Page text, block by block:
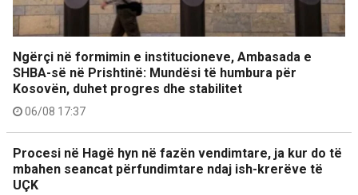
Ngërçi në formimin e institucioneve, Ambasada e
SHBA-së në Prishtinë: Mundësi të humbura për
Kosovën, duhet progres dhe stabilitet
06/08 17:37
Procesi në Hagë hyn në fazën vendimtare, ja kur do të
mbahen seancat përfundimtare ndaj ish-krerëve të
UÇK